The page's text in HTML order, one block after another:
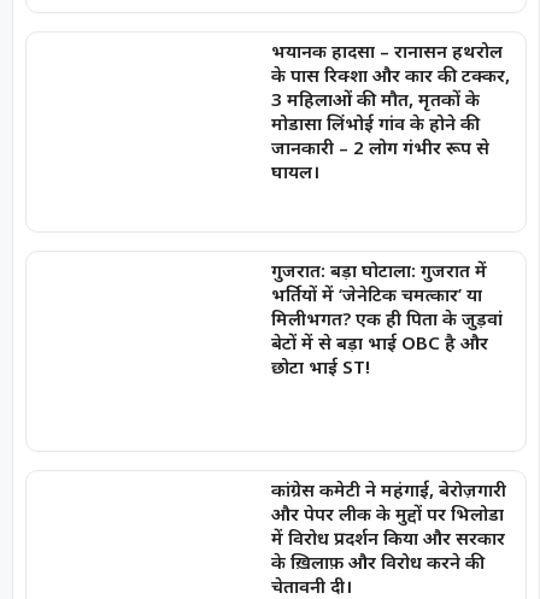
भयानक हादसा – रानासन हथरोल
के पास रिक्शा और कार की टक्कर,
3 महिलाओं की मौत, मृतकों के
मोडासा लिंभोई गांव के होने की
जानकारी – 2 लोग गंभीर रूप से
घायल।
गुजरात: बड़ा घोटाला: गुजरात में
भर्तियों में ‘जेनेटिक चमत्कार’ या
मिलीभगत? एक ही पिता के जुड़वां
बेटों में से बड़ा भाई OBC है और
छोटा भाई ST!
कांग्रेस कमेटी ने महंगाई, बेरोज़गारी
और पेपर लीक के मुद्दों पर भिलोडा
में विरोध प्रदर्शन किया और सरकार
के ख़िलाफ़ और विरोध करने की
चेतावनी दी।